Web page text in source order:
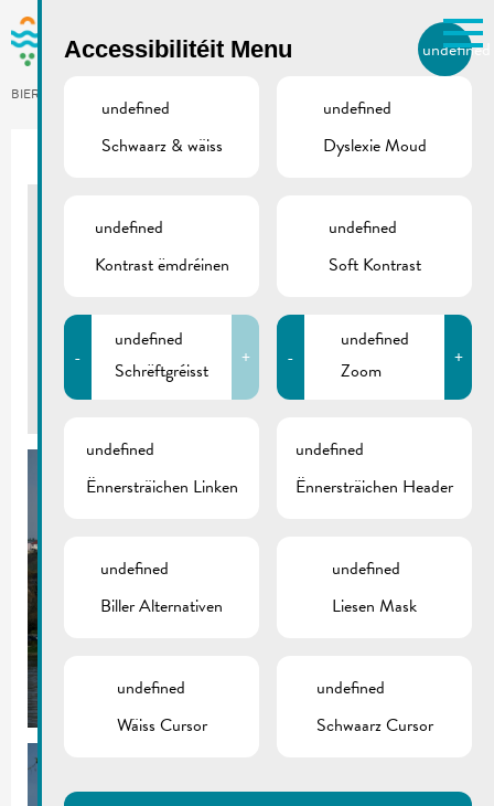
Skip to main content
BIERGER.REMICH.LU
Utilisez la recherche pour
Comme par exemple des contacts, des
Arrivée Croisieurope
14/04/2018
Accessibilitéit Menu undefined
undefined
Schwaarz & wäiss
undefined
Dyslexie Moud
undefined
Kontrast ëmdréinen
undefined
Soft Kontrast
-
undefined
Schrëftgréisst
+ -
undefined
Zoom
+
undefined
Ënnersträichen Linken
undefined
Ënnersträichen Header
undefined
Biller Alternativen
undefined
Liesen Mask
undefined
Wäiss Cursor
undefined
Schwaarz Cursor